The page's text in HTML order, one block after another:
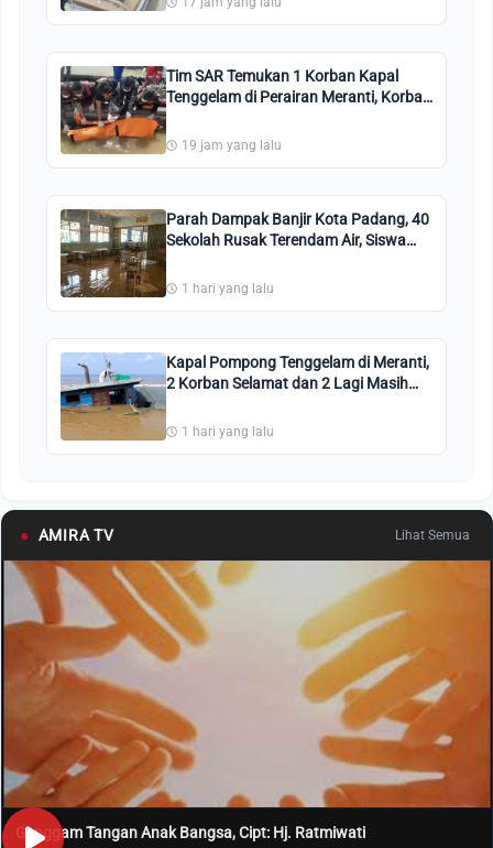
Tim SAR Temukan 1 Korban Kapal
Tenggelam di Perairan Meranti, Korban
19 jam yang lalu
Parah Dampak Banjir Kota Padang, 40
Sekolah Rusak Terendam Air, Siswa
1 hari yang lalu
Kapal Pompong Tenggelam di Meranti,
2 Korban Selamat dan 2 Lagi Masih
1 hari yang lalu
● AMIRA TV Lihat Semua
Genggam Tangan Anak Bangsa, Cipt: Hj. Ratmiwati